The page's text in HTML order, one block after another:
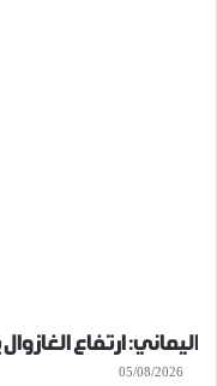
اليماني: ارتفاع
05/08/2026